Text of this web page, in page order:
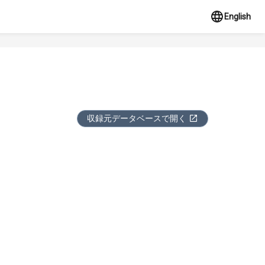
English
収録元データベースで開く